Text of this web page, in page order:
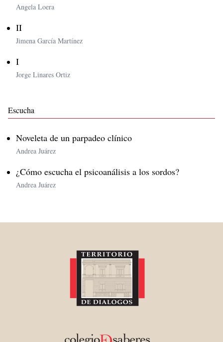
Angela Loera
II
Jimena García Martínez
I
Jorge Linares Ortiz
Escucha
Noveleta de un parpadeo clínico
Andrea Juárez
¿Cómo escucha el psicoanálisis a los sordos?
Andrea Juárez